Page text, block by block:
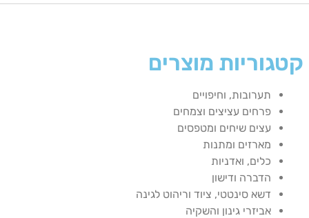
קטגוריות מוצרים
תערובות, וחיפויים
פרחים עציצים וצמחים
עצים שיחים ומטפסים
מארזים ומתנות
כלים, ואדניות
הדברה ודישון
דשא סינטטי, ציוד וריהוט לגינה
אביזרי גינון והשקיה